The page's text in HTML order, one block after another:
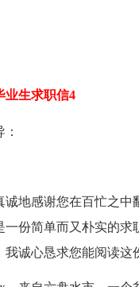
业生求职信4
感谢您在百忙之中翻
一份简单而又朴实的
我诚心恳求您能阅读这